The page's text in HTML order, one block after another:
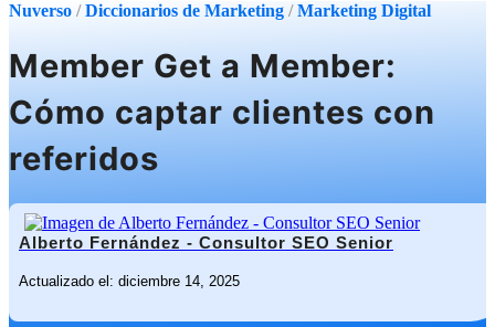
Nuverso /Diccionarios de Marketing /Marketing Digital
Member Get a Member:
Cómo captar clientes con
referidos
Alberto Fernández - Consultor SEO Senior
Actualizado el: diciembre 14, 2025